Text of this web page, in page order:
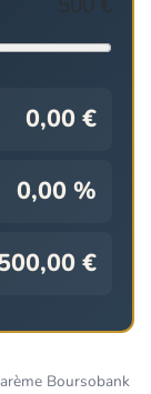
0,00 €
0,00 %
€
Boursobank